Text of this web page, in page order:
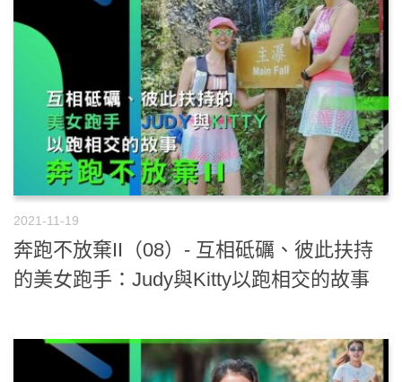
2021-11-19
奔跑不放棄II（08）- 互相砥礪、彼此扶持
的美女跑手：Judy與Kitty以跑相交的故事